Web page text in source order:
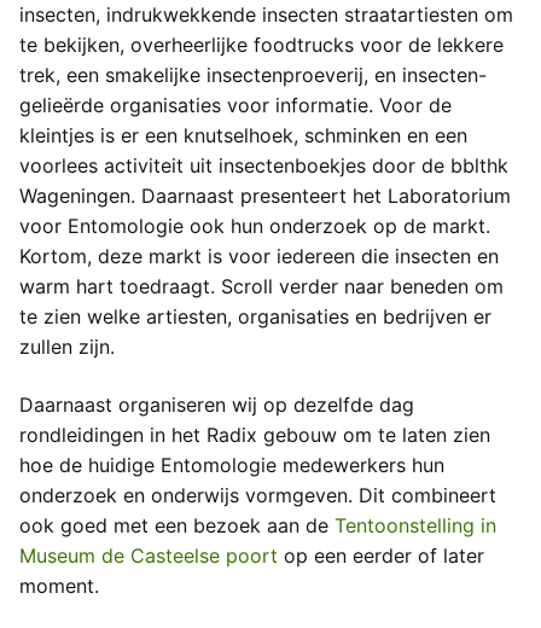
insecten, indrukwekkende insecten straatartiesten om
te bekijken, overheerlijke foodtrucks voor de lekkere
trek, een smakelijke insectenproeverij, en insecten-
gelieërde organisaties voor informatie. Voor de
kleintjes is er een knutselhoek, schminken en een
voorlees activiteit uit insectenboekjes door de bblthk
Wageningen. Daarnaast presenteert het Laboratorium
voor Entomologie ook hun onderzoek op de markt.
Kortom, deze markt is voor iedereen die insecten en
warm hart toedraagt. Scroll verder naar beneden om
te zien welke artiesten, organisaties en bedrijven er
zullen zijn.
Daarnaast organiseren wij op dezelfde dag
rondleidingen in het Radix gebouw om te laten zien
hoe de huidige Entomologie medewerkers hun
onderzoek en onderwijs vormgeven. Dit combineert
ook goed met een bezoek aan de Tentoonstelling in
Museum de Casteelse poort op een eerder of later
moment.